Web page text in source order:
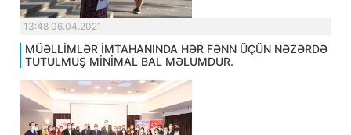
13:48 06.04.2021
MÜƏLLİMLƏR İMTAHANINDA HƏR FƏNN ÜÇÜN NƏZƏRDƏ
TUTULMUŞ MİNİMAL BAL MƏLUMDUR.